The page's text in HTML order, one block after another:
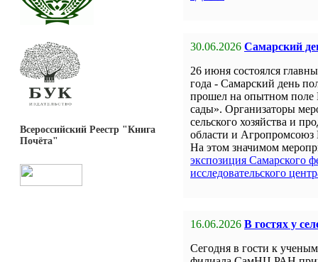
Всероссийский Реестр "Книга
Почёта"
30.06.2026 Самарский
26 июня состоялся
года - Самарский день
прошел на опытном
сады». Организаторы
сельского хозяйства и
области и
На этом значимом
экспозиция Самарского
исследовательского
16.06.2026 В гостях у
Сегодня в гости к